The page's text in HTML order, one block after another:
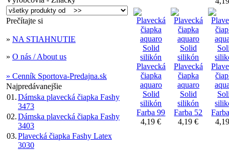
Prečítajte si
» NA STIAHNUTIE
» O nás / About us
» Cenník Sportova-Predajna.sk
Najpredávanejšie
01.Dámska plavecká čiapka Fashy
3473
02.Dámska plavecká čiapka Fashy
3403
03.Plavecká čiapka Fashy Latex
3030
Plavecká
čiapka
aquaro
Solid
silikón
Farba 99
4,19 €
Plavecká
čiapka
aquaro
Solid
silikón
Farba 52
4,19 €